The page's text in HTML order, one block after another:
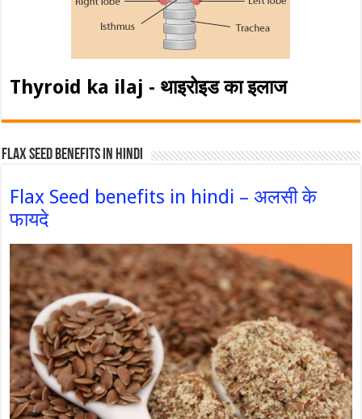
Thyroid ka ilaj - थाइरोइड का इलाज
Flax Seed Benefits in hindi
Flax Seed benefits in hindi – अलसी के
फायदे